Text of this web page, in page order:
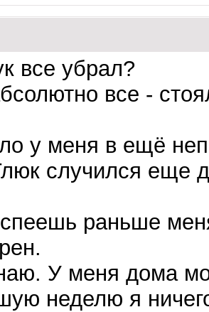
все убрал?
все -
у меня в ещё
случился еще
раньше
У меня дома
неделю я